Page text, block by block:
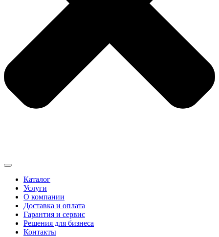
Каталог
Услуги
О компании
Доставка и оплата
Гарантия и сервис
Решения для бизнеса
Контакты